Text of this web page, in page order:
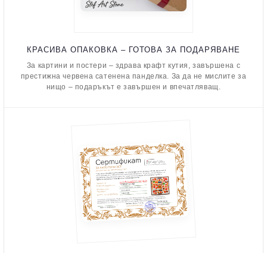
КРАСИВА ОПАКОВКА – ГОТОВА ЗА ПОДАРЯВАНЕ
За картини и постери – здрава крафт кутия, завършена с
престижна червена сатенена панделка. За да не мислите за
нищо – подаръкът е завършен и впечатляващ.